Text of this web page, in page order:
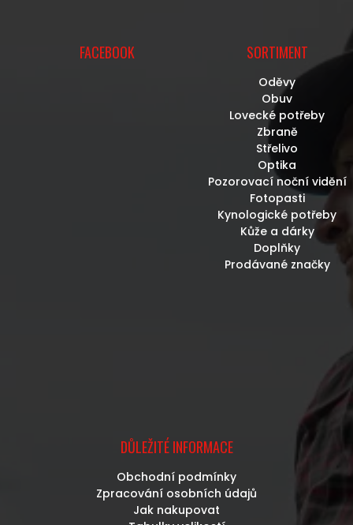
FACEBOOK SORTIMENT
Oděvy
Obuv
Lovecké potřeby
Zbraně
Střelivo
Optika
Pozorovací noční vidění
Fotopasti
Kynologické potřeby
Kůže a dárky
Doplňky
Prodávané značky
DŮLEŽITÉ INFORMACE
Obchodní podmínky
Zpracování osobních údajů
Jak nakupovat